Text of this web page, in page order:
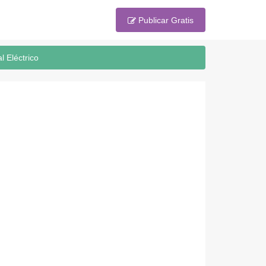
Publicar Gratis
Eléctrico